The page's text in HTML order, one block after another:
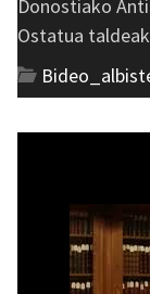
Donostiako
Ostatua